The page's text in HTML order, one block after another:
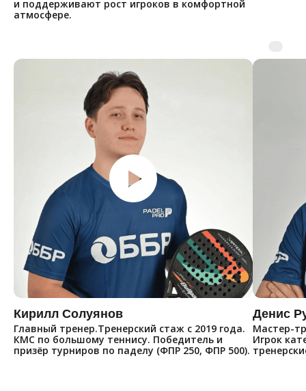
и поддерживают рост игроков в комфортной
атмосфере.
Кирилл Солуянов
Главный тренер.Тренерский стаж с 2019 года.
КМС по большому теннису. Победитель и
призёр турниров по паделу (ФПР 250, ФПР 500).
Денис
Мастер-
Игрок
падел
ЯНДЕКС.КАРТЫ